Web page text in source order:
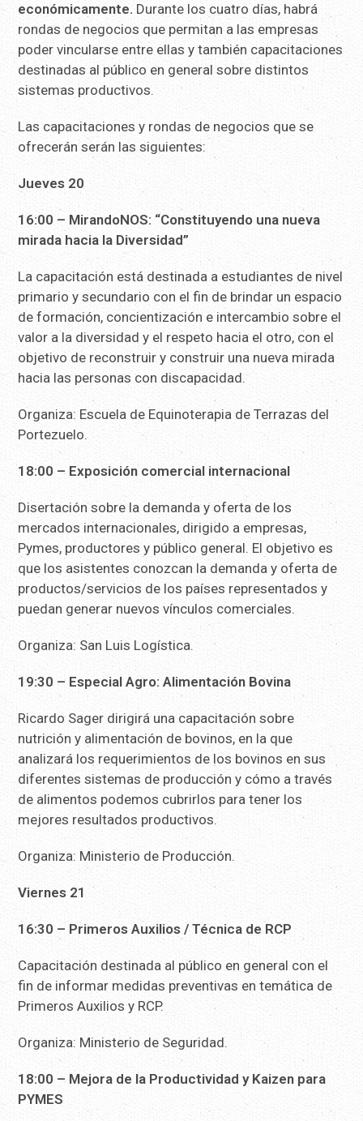
económicamente. Durante los cuatro días, habrá
rondas de negocios que permitan a las empresas
poder vincularse entre ellas y también capacitaciones
destinadas al público en general sobre distintos
sistemas productivos.
Las capacitaciones y rondas de negocios que se
ofrecerán serán las siguientes:
Jueves 20
16:00 – MirandoNOS: “Constituyendo una nueva
mirada hacia la Diversidad”
La capacitación está destinada a estudiantes de nivel
primario y secundario con el fin de brindar un espacio
de formación, concientización e intercambio sobre el
valor a la diversidad y el respeto hacia el otro, con el
objetivo de reconstruir y construir una nueva mirada
hacia las personas con discapacidad.
Organiza: Escuela de Equinoterapia de Terrazas del
Portezuelo.
18:00 – Exposición comercial internacional
Disertación sobre la demanda y oferta de los
mercados internacionales, dirigido a empresas,
Pymes, productores y público general. El objetivo es
que los asistentes conozcan la demanda y oferta de
productos/servicios de los países representados y
puedan generar nuevos vínculos comerciales.
Organiza: San Luis Logística.
19:30 – Especial Agro: Alimentación Bovina
Ricardo Sager dirigirá una capacitación sobre
nutrición y alimentación de bovinos, en la que
analizará los requerimientos de los bovinos en sus
diferentes sistemas de producción y cómo a través
de alimentos podemos cubrirlos para tener los
mejores resultados productivos.
Organiza: Ministerio de Producción.
Viernes 21
16:30 – Primeros Auxilios / Técnica de RCP
Capacitación destinada al público en general con el
fin de informar medidas preventivas en temática de
Primeros Auxilios y RCP.
Organiza: Ministerio de Seguridad.
18:00 – Mejora de la Productividad y Kaizen para
PYMES